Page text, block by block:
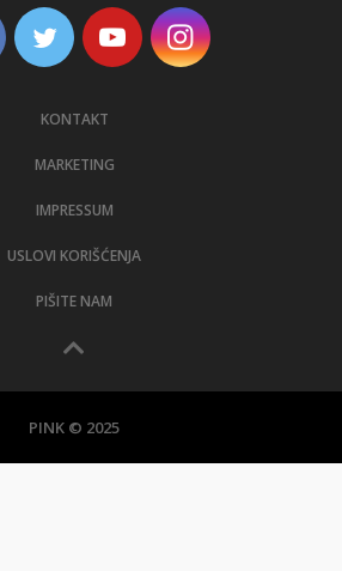
KONTAKT
MARKETING
IMPRESSUM
USLOVI KORIŠĆENJA
PIŠITE NAM
PINK © 2025